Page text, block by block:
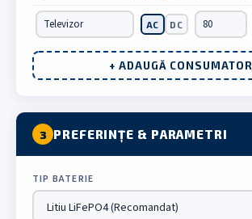
AC DC
+ ADAUGĂ CONSUMATOR
3 PREFERINȚE & PARAMETRI
TIP BATERIE